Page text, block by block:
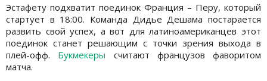
Эстафету подхватит поединок Франция – Перу, который
стартует в 18:00. Команда Дидье Дешама постарается
развить свой успех, а вот для латиноамериканцев этот
поединок станет решающим с точки зрения выхода в
плей-офф. Букмекеры считают французов фаворитом
матча.